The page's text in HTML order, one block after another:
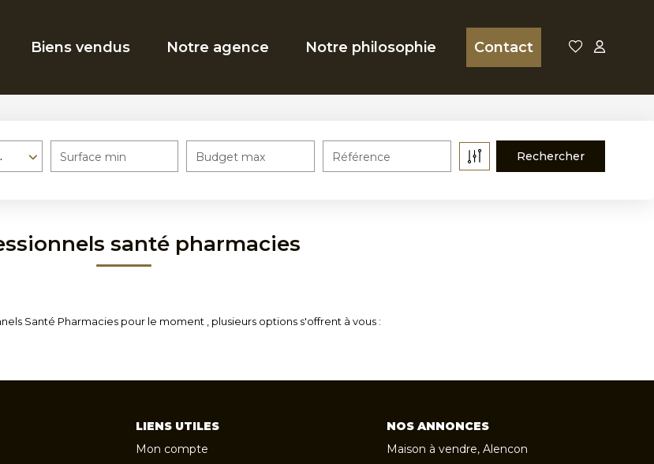
Biens vendus Notre agence Notre philosophie Contact
Surface min Budget max Référence
santé pharmacies
Santé Pharmacies pour le moment , plusieurs options s'offrent à vous :
LIENS UTILES
Mon compte
NOS ANNONCES
Maison à vendre, Alencon